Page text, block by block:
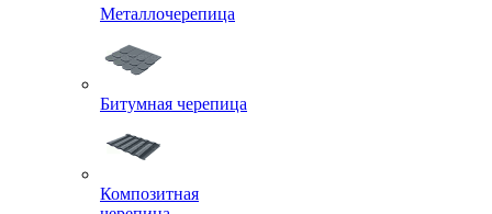
Металлочерепица
Битумная черепица
Композитная